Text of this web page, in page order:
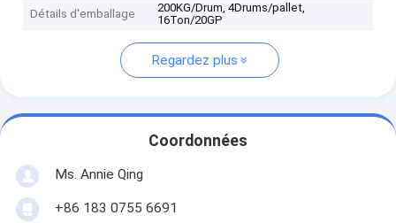
Détails d'emballage
200KG/Drum, 4Drums/pallet,
16Ton/20GP
Regardez plus
Coordonnées
Ms. Annie Qing
+86 183 0755 6691